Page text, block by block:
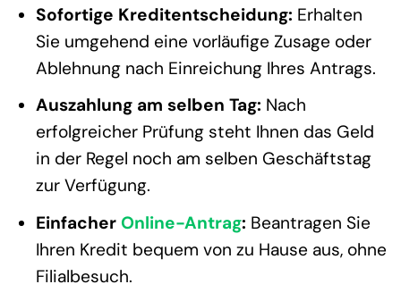
Sofortige Kreditentscheidung: Erhalten
Sie umgehend eine vorläufige Zusage oder
Ablehnung nach Einreichung Ihres Antrags.
Auszahlung am selben Tag: Nach
erfolgreicher Prüfung steht Ihnen das Geld
in der Regel noch am selben Geschäftstag
zur Verfügung.
Einfacher Online-Antrag: Beantragen Sie
Ihren Kredit bequem von zu Hause aus, ohne
Filialbesuch.